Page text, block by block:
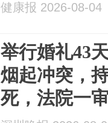
健康报 2026-08-04
举行婚礼43
烟起冲突，
死，法院一